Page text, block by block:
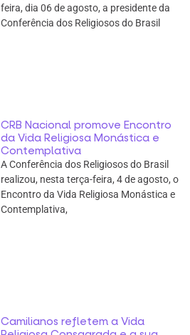
feira, dia 06 de agosto, a presidente da
Conferência dos Religiosos do Brasil
CRB Nacional promove Encontro
da Vida Religiosa Monástica e
Contemplativa
A Conferência dos Religiosos do Brasil
realizou, nesta terça-feira, 4 de agosto, o
Encontro da Vida Religiosa Monástica e
Contemplativa,
Camilianos refletem a Vida